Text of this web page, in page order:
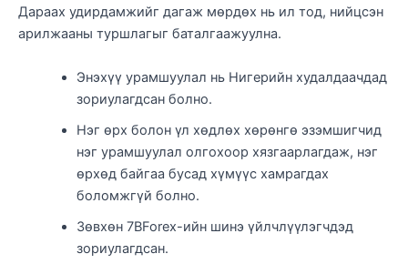
Дараах удирдамжийг дагаж мөрдөх нь ил тод, нийцсэн
арилжааны туршлагыг баталгаажуулна.
Энэхүү урамшуулал нь Нигерийн худалдаачдад
зориулагдсан болно.
Нэг өрх болон үл хөдлөх хөрөнгө эзэмшигчид
нэг урамшуулал олгохоор хязгаарлагдаж, нэг
өрхөд байгаа бусад хүмүүс хамрагдах
боломжгүй болно.
Зөвхөн 7BForex-ийн шинэ үйлчлүүлэгчдэд
зориулагдсан.